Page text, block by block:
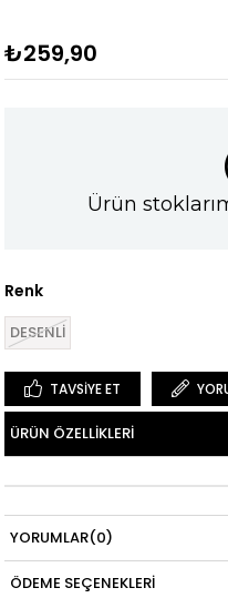
₺259,90
Ürün
Renk
DESENLİ
TAVSIYE ET
ÜRÜN ÖZELLIKLERI
YORUMLAR(0)
ÖDEME SEÇENEKLERI